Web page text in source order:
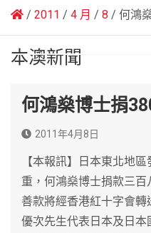
2011 4 月 8 何鴻
本澳新聞
何鴻燊博士捐
2011年4月8日
【本報訊】日本東北地
重，何鴻燊博士捐款三
善款將經香港紅十字會
優次先生代表日本及日